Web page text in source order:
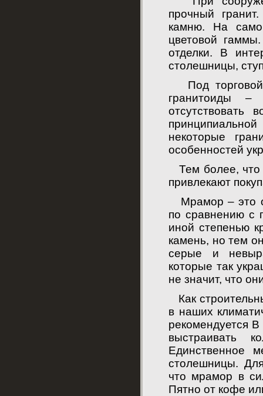
прочный
камню. На
цветовой
отделки. В
столешницы,
Под торговой
гранитоиды –
некоторые
особенностей
Тем более, что
привлекают
Мрамор – это
по сравнению с
иной степенью
камень, но тем
серые и
которые так
не значит, что
Как
в наших
рекомендуется
выстраивать
Единственное
столешницы.
что мрамор в
Пятно от кофе